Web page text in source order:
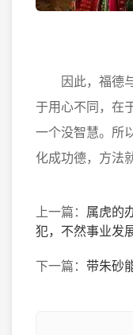
因此，福德与
于用心不同，在
一个没智慧。所
化成功德，方法
上一篇： 属虎的
犯，不然事业发
下一篇： 带朱砂